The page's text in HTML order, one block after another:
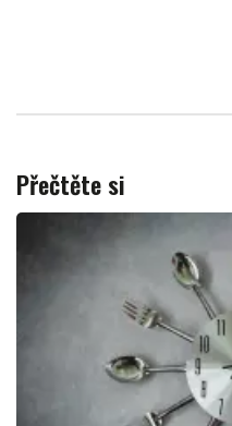
Přečtěte si